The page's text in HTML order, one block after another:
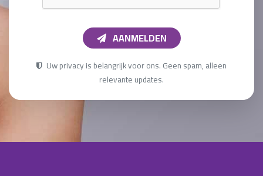
AANMELDEN
Uw privacy is belangrijk voor ons. Geen spam, alleen
relevante updates.